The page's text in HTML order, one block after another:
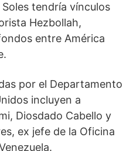
tendría vínculos
Hezbollah,
entre América
por el Departamento
incluyen a
Diosdado Cabello y
ex jefe de la Oficina